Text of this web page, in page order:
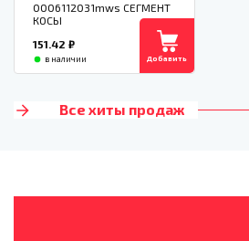
0006112031mws СЕГМЕНТ
КОСЫ
151.42 ₽
в наличии Добавить
Все хиты продаж